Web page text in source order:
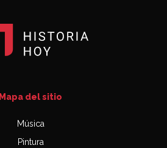
Mapa del sitio
Música
Pintura